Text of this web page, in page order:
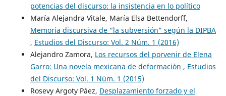
potencias del discurso: la insistencia en lo político
María Alejandra Vitale, María Elsa Bettendorff,
Memoria discursiva de “la subversión” según la DIPBA
, Estudios del Discurso: Vol. 2 Núm. 1 (2016)
Alejandro Zamora, Los recursos del porvenir de Elena
Garro: Una novela mexicana de deformación , Estudios
del Discurso: Vol. 1 Núm. 1 (2015)
Rosevy Argoty Páez, Desplazamiento forzado y el